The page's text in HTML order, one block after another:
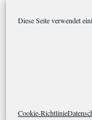
Diese Seite verwendet
Cookie-Richtlinie